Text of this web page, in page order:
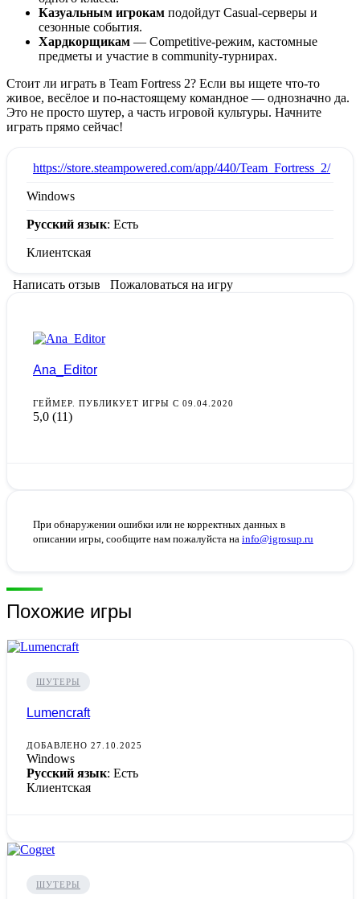
Казуальным игрокам подойдут Casual-серверы и
сезонные события.
Хардкорщикам — Competitive-режим, кастомные
предметы и участие в community-турнирах.
Стоит ли играть в Team Fortress 2? Если вы ищете что-то
живое, весёлое и по-настоящему командное — однозначно да.
Это не просто шутер, а часть игровой культуры. Начните
играть прямо сейчас!
https://store.steampowered.com/app/440/Team_Fortress_2/
Windows
Русский язык: Есть
Клиентская
Написать отзыв Пожаловаться на игру
Ana_Editor
ГЕЙМЕР. ПУБЛИКУЕТ ИГРЫ С 09.04.2020
5,0 (11)
При обнаружении ошибки или не корректных данных в
описании игры, сообщите нам пожалуйста на info@igrosup.ru
Похожие игры
ШУТЕРЫ
Lumencraft
ДОБАВЛЕНО 27.10.2025
Windows
Русский язык: Есть
Клиентская
ШУТЕРЫ